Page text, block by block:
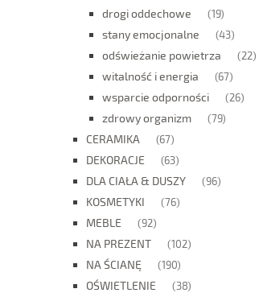
drogi oddechowe (19)
stany emocjonalne (43)
odświeżanie powietrza (22)
witalność i energia (67)
wsparcie odporności (26)
zdrowy organizm (79)
CERAMIKA (67)
DEKORACJE (63)
DLA CIAŁA & DUSZY (96)
KOSMETYKI (76)
MEBLE (92)
NA PREZENT (102)
NA ŚCIANĘ (190)
OŚWIETLENIE (38)